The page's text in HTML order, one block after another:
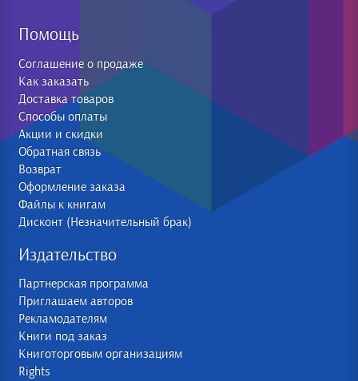
Помощь
Соглашение о продаже
Как заказать
Доставка товаров
Способы оплаты
Акции и скидки
Обратная связь
Возврат
Оформление заказа
Файлы к книгам
Дисконт (Незначительный брак)
Издательство
Партнерская программа
Приглашаем авторов
Рекламодателям
Книги под заказ
Книготорговым организациям
Rights